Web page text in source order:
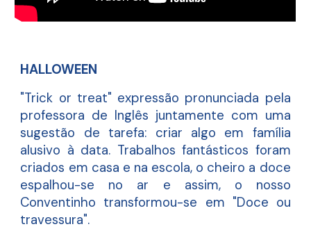
HALLOWEEN
"Trick or treat" expressão pronunciada pela
professora de Inglês juntamente com uma
sugestão de tarefa: criar algo em família
alusivo à data. Trabalhos fantásticos foram
criados em casa e na escola, o cheiro a doce
espalhou-se no ar e assim, o nosso
Conventinho transformou-se em "Doce ou
travessura".